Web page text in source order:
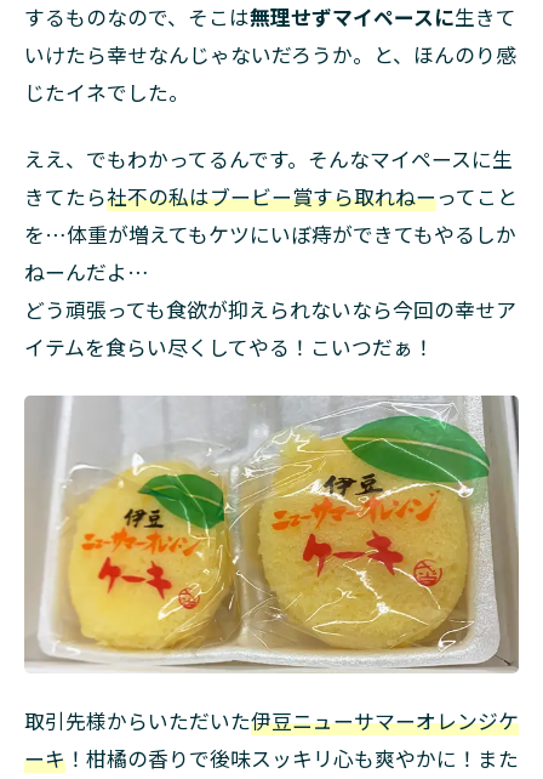
するものなので、そこは無理せずマイペースに生きて
いけたら幸せなんじゃないだろうか。と、ほんのり感
じたイネでした。
ええ、でもわかってるんです。そんなマイペースに生
きてたら社不の私はブービー賞すら取れねーってこと
を…体重が増えてもケツにいぼ痔ができてもやるしか
ねーんだよ…
どう頑張っても食欲が抑えられないなら今回の幸せア
イテムを食らい尽くしてやる！こいつだぁ！
取引先様からいただいた伊豆ニューサマーオレンジケ
ーキ ！柑橘の香りで後味スッキリ心も爽やかに！また